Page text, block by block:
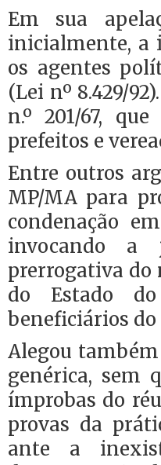
Em sua
inicialmente, a
os agentes
(Lei nº 8.429/
n.º 201/67,
prefeitos e
Entre outros
MP/MA para
condenação
invocando a
prerrogativa do
do Estado
beneficiários
Alegou
genérica, sem
ímprobas do
provas da
ante a